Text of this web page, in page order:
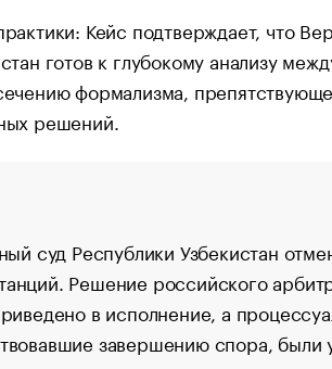
Кейс подтверждает, что
готов к глубокому анализу
формализма,
решений.
суд Республики Узбекистан
Решение российского
в исполнение, а
завершению спора, были